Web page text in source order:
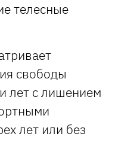
телесные
свободы
лет с лишением
лет или без